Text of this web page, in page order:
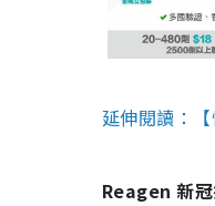
延伸閱讀：
Reagen 新